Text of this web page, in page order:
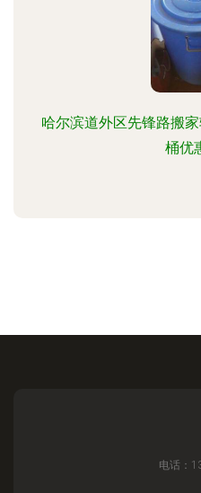
哈尔滨道外区先锋路搬
桶优
电话：